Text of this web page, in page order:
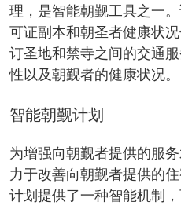
理，是智能朝觐工具之一
可证副本和朝圣者健康状
订圣地和禁寺之间的交通
性以及朝觐者的健康状况。
智能朝觐计划
为增强向朝觐者提供的服
力于改善向朝觐者提供的
计划提供了一种智能机制